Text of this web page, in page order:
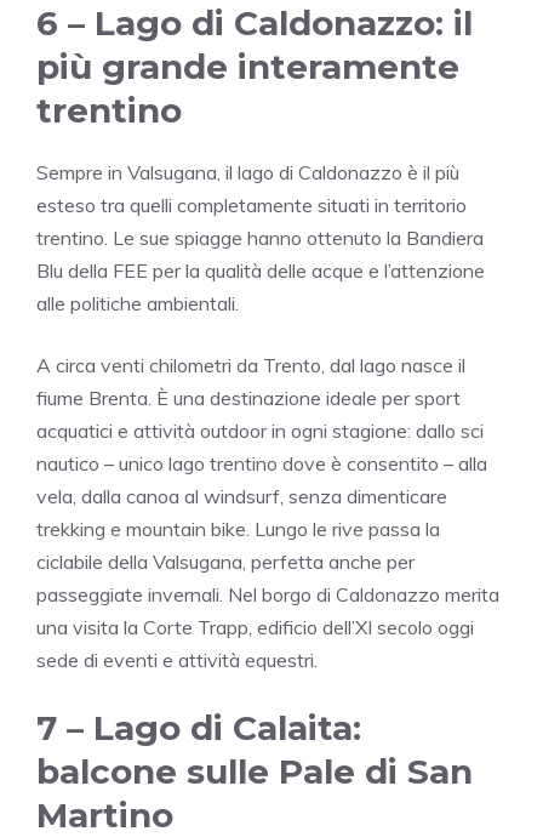
6 – Lago di Caldonazzo: il
più grande interamente
trentino
Sempre in Valsugana, il lago di Caldonazzo è il più
esteso tra quelli completamente situati in territorio
trentino. Le sue spiagge hanno ottenuto la Bandiera
Blu della FEE per la qualità delle acque e l’attenzione
alle politiche ambientali.
A circa venti chilometri da Trento, dal lago nasce il
fiume Brenta. È una destinazione ideale per sport
acquatici e attività outdoor in ogni stagione: dallo sci
nautico – unico lago trentino dove è consentito – alla
vela, dalla canoa al windsurf, senza dimenticare
trekking e mountain bike. Lungo le rive passa la
ciclabile della Valsugana, perfetta anche per
passeggiate invernali. Nel borgo di Caldonazzo merita
una visita la Corte Trapp, edificio dell’XI secolo oggi
sede di eventi e attività equestri.
7 – Lago di Calaita:
balcone sulle Pale di San
Martino